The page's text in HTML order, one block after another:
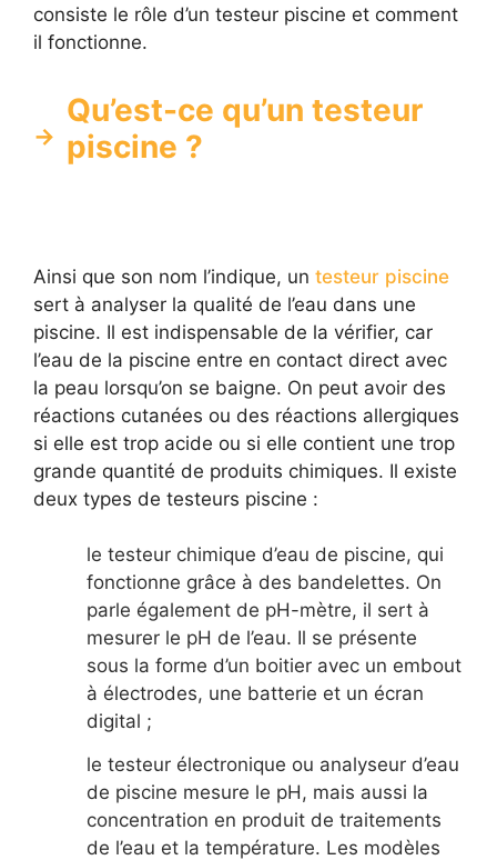
consiste le rôle d’un testeur piscine et comment
il fonctionne.
Qu’est-ce qu’un testeur
piscine ?
Ainsi que son nom l’indique, un testeur piscine
sert à analyser la qualité de l’eau dans une
piscine. Il est indispensable de la vérifier, car
l’eau de la piscine entre en contact direct avec
la peau lorsqu’on se baigne. On peut avoir des
réactions cutanées ou des réactions allergiques
si elle est trop acide ou si elle contient une trop
grande quantité de produits chimiques. Il existe
deux types de testeurs piscine :
le testeur chimique d’eau de piscine, qui
fonctionne grâce à des bandelettes. On
parle également de pH-mètre, il sert à
mesurer le pH de l’eau. Il se présente
sous la forme d’un boitier avec un embout
à électrodes, une batterie et un écran
digital ;
le testeur électronique ou analyseur d’eau
de piscine mesure le pH, mais aussi la
concentration en produit de traitements
de l’eau et la température. Les modèles